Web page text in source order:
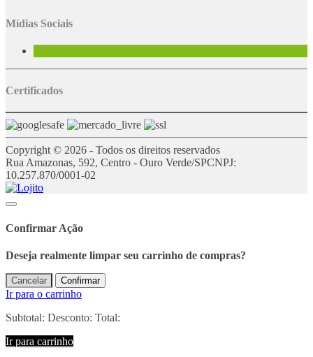
Mídias Sociais
Certificados
Copyright © 2026 - Todos os direitos reservados
Rua Amazonas, 592, Centro - Ouro Verde/SPCNPJ:
10.257.870/0001-02
Confirmar Ação
Deseja realmente limpar seu carrinho de compras?
Cancelar Confirmar
Ir para o carrinho
Subtotal: Desconto: Total:
Ir para carrinho